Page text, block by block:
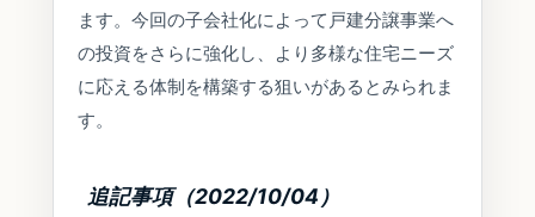
ます。今回の子会社化によって戸建分譲事業へ
の投資をさらに強化し、より多様な住宅ニーズ
に応える体制を構築する狙いがあるとみられま
す。
追記事項（2022/10/04）